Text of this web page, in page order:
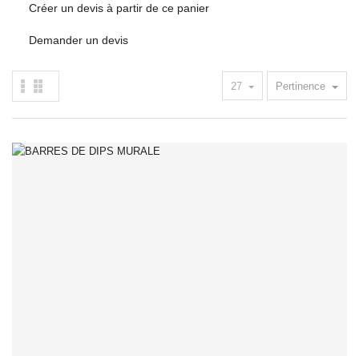
Créer un devis à partir de ce panier
Demander un devis
27 Pertinence